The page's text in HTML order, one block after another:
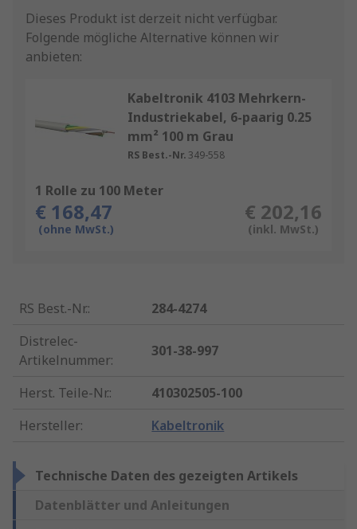
Dieses Produkt ist derzeit nicht verfügbar.
Folgende mögliche Alternative können wir
anbieten:
Kabeltronik 4103 Mehrkern-
Industriekabel, 6-paarig 0.25
mm² 100 m Grau
RS Best.-Nr. 349-558
1 Rolle zu 100 Meter
€ 168,47
(ohne MwSt.)
€ 202,16
(inkl. MwSt.)
RS Best.-Nr.:
284-4274
Distrelec-
Artikelnummer:
301-38-997
Herst. Teile-Nr.:
410302505-100
Hersteller: Kabeltronik
Technische Daten des gezeigten Artikels
Datenblätter und Anleitungen